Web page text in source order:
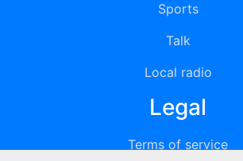
Sports
Talk
Local radio
Legal
Terms of service